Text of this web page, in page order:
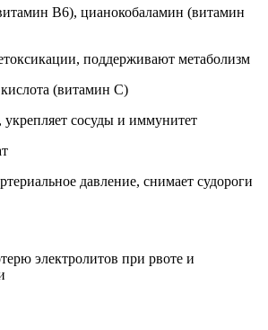
B6), цианокобаламин (витамин
поддерживают метаболизм
(витамин C)
укрепляет сосуды и иммунитет
давление, снимает судороги
электролитов при рвоте и